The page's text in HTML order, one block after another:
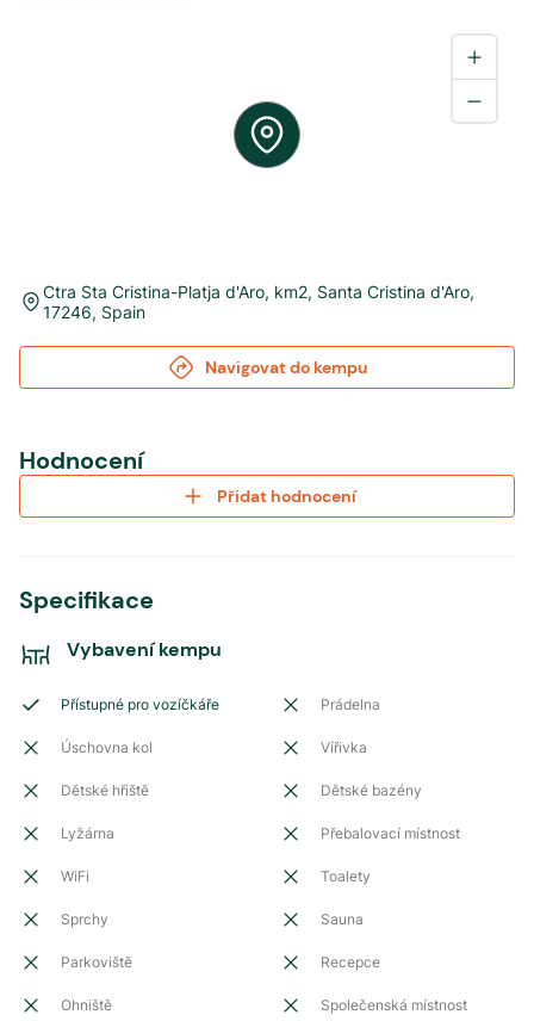
Ctra Sta Cristina-Platja d'Aro, km2, Santa Cristina d'Aro,
17246, Spain
Navigovat do kempu
Hodnocení
Přidat hodnocení
Specifikace
Vybavení kempu
Přístupné pro vozíčkáře Prádelna
Úschovna kol Vířivka
Dětské hřiště Dětské bazény
Lyžárna Přebalovací místnost
WiFi Toalety
Sprchy Sauna
Parkoviště Recepce
Ohniště Společenská místnost